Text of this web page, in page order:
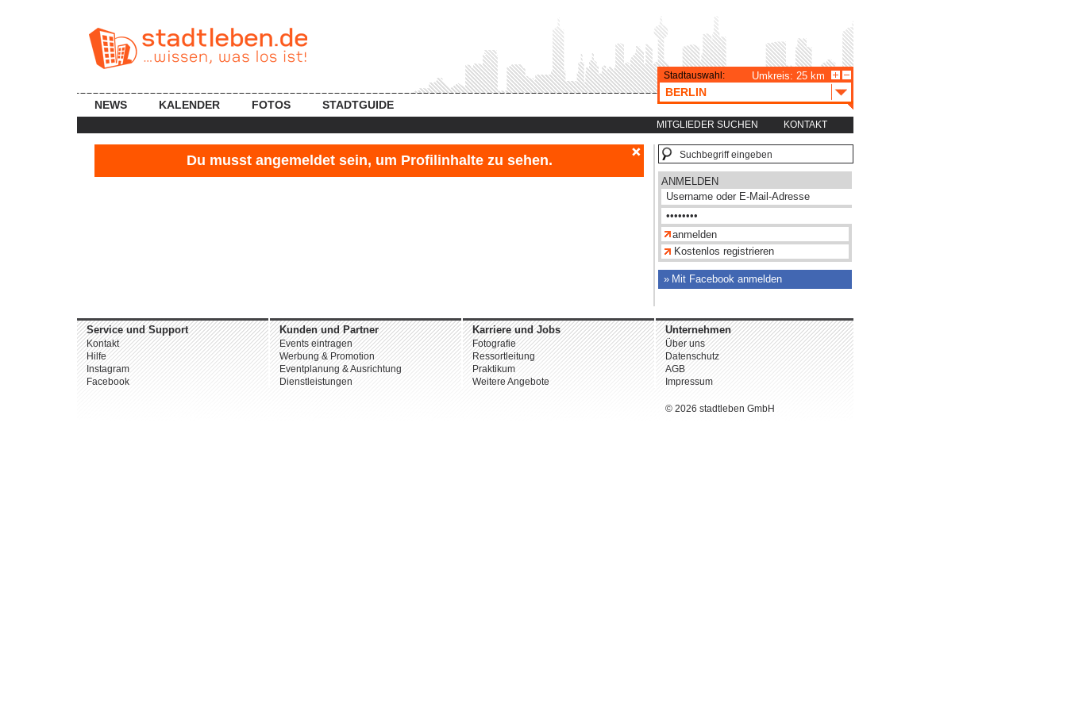
MITGLIEDER SUCHEN KONTAKT
NEWS KALENDER FOTOS STADTGUIDE
Stadtauswahl: Umkreis: 25 km
BERLIN
Du musst angemeldet sein, um Profilinhalte zu sehen.
ANMELDEN
Kostenlos registrieren
Mit Facebook anmelden
Service und Support
Kontakt
Hilfe
Instagram
Facebook
Kunden und Partner
Events eintragen
Werbung & Promotion
Eventplanung & Ausrichtung
Dienstleistungen
Karriere und Jobs
Fotografie
Ressortleitung
Praktikum
Weitere Angebote
Unternehmen
Über uns
Datenschutz
AGB
Impressum
© 2026 stadtleben GmbH